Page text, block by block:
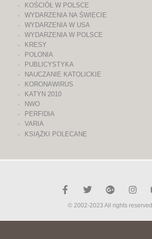
KOŚCIÓŁ W POLSCE
WYDARZENIA NA ŚWIECIE
WYDARZENIA W USA
WYDARZENIA W POLSCE
KRESY
POLONIA
PUBLICYSTYKA
NAUCZANIE KATOLICKIE
KORONAWIRUS
KATYN 2010
NWO
PERFIDIA
VARIA
KSIĄŻKI POLECANE
© 2002-2023 All rights reserved